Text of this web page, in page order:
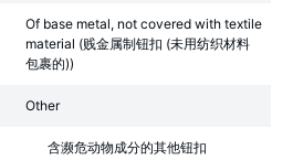
Of base metal, not covered with textile
material (贱金属制钮扣 (未用纺织材料
包裹的))
Other
含濒危动物成分的其他钮扣